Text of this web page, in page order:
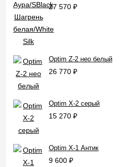
27 570 ₽
Optim Z-2 нео белый
26 770 ₽
Optim X-2 серый
15 270 ₽
Optim X-1 Антик
9 600 ₽